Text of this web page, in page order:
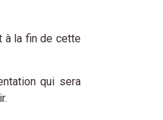
à la fin de cette
qui sera